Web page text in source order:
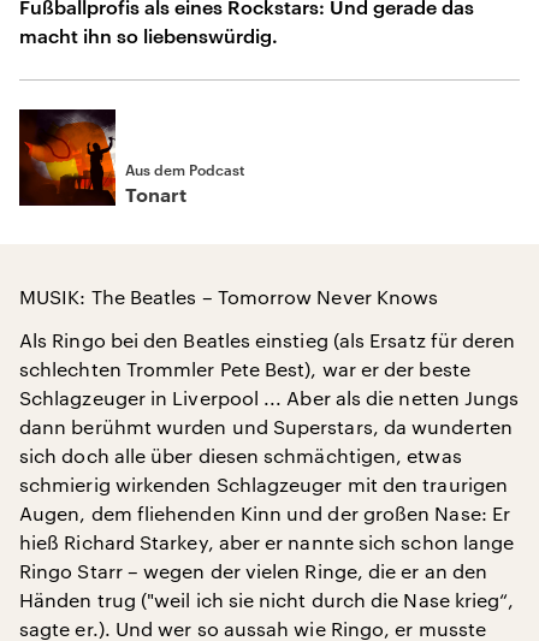
Fußballprofis als eines Rockstars: Und gerade das
macht ihn so liebenswürdig.
Aus dem Podcast
Tonart
MUSIK: The Beatles – Tomorrow Never Knows
Als Ringo bei den Beatles einstieg (als Ersatz für deren
schlechten Trommler Pete Best), war er der beste
Schlagzeuger in Liverpool ... Aber als die netten Jungs
dann berühmt wurden und Superstars, da wunderten
sich doch alle über diesen schmächtigen, etwas
schmierig wirkenden Schlagzeuger mit den traurigen
Augen, dem fliehenden Kinn und der großen Nase: Er
hieß Richard Starkey, aber er nannte sich schon lange
Ringo Starr – wegen der vielen Ringe, die er an den
Händen trug ("weil ich sie nicht durch die Nase krieg“,
sagte er.). Und wer so aussah wie Ringo, er musste